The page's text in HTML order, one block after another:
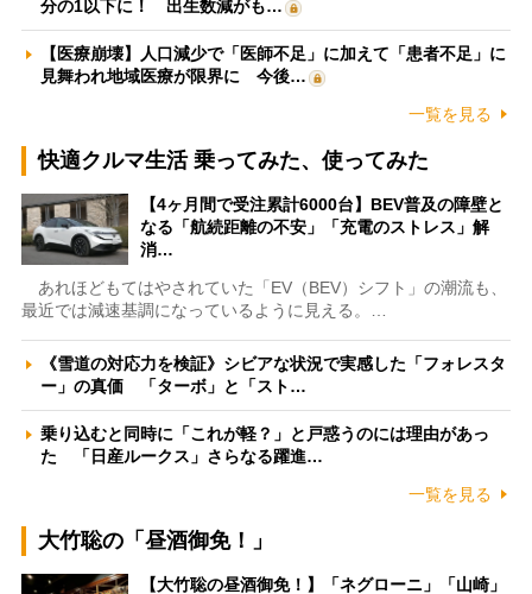
分の1以下に！ 出生数減がも…
【医療崩壊】人口減少で「医師不足」に加えて「患者不足」に
見舞われ地域医療が限界に 今後…
一覧を見る
快適クルマ生活 乗ってみた、使ってみた
【4ヶ月間で受注累計6000台】BEV普及の障壁と
なる「航続距離の不安」「充電のストレス」解
消…
あれほどもてはやされていた「EV（BEV）シフト」の潮流も、
最近では減速基調になっているように見える。…
《雪道の対応力を検証》シビアな状況で実感した「フォレスタ
ー」の真価 「ターボ」と「スト…
乗り込むと同時に「これが軽？」と戸惑うのには理由があっ
た 「日産ルークス」さらなる躍進…
一覧を見る
大竹聡の「昼酒御免！」
【大竹聡の昼酒御免！】「ネグローニ」「山崎」